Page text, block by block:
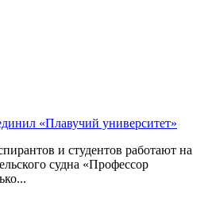
«Плавучий университет»
и студентов работают на
судна «Профессор